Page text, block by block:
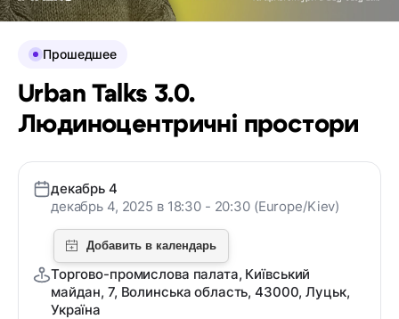
Прошедшее
Urban Talks 3.0.
Людиноцентричні простори
декабрь 4
декабрь 4, 2025 в 18:30 - 20:30 (Europe/Kiev)
Торгово-промислова палата, Київський
майдан, 7, Волинська область, 43000, Луцьк,
Україна